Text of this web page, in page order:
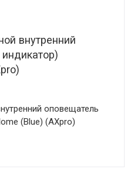
внутренний
оповещатель
(Blue) (AXpro)